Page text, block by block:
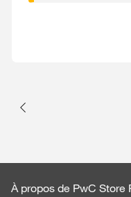
À propos de PwC Store